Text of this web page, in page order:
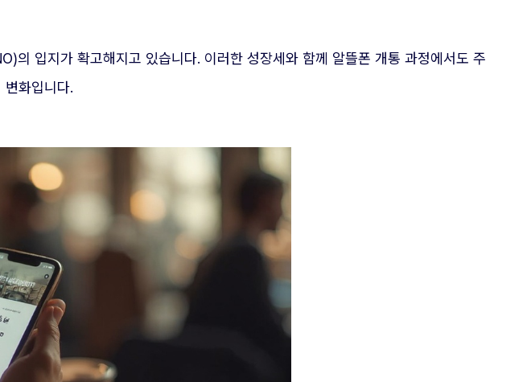
의 입지가 확고해지고 있습니다. 이러한 성장세와 함께 알뜰폰 개통 과정에서도 주
화입니다.